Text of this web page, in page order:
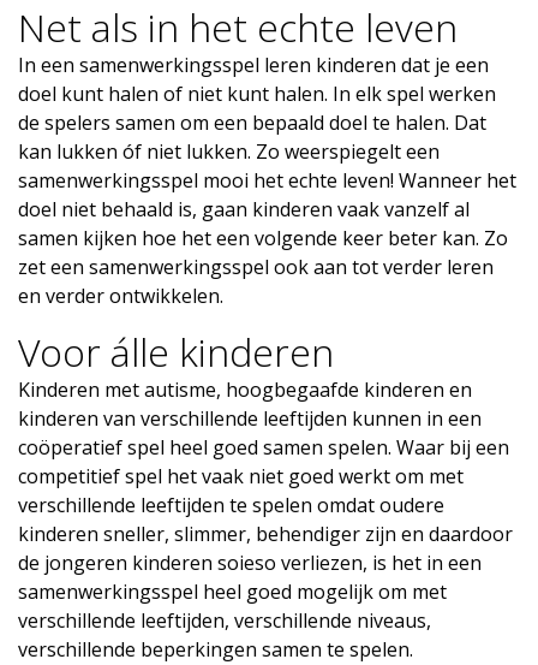
Net als in het echte leven
In een samenwerkingsspel leren kinderen dat je een
doel kunt halen of niet kunt halen. In elk spel werken
de spelers samen om een bepaald doel te halen. Dat
kan lukken óf niet lukken. Zo weerspiegelt een
samenwerkingsspel mooi het echte leven! Wanneer het
doel niet behaald is, gaan kinderen vaak vanzelf al
samen kijken hoe het een volgende keer beter kan. Zo
zet een samenwerkingsspel ook aan tot verder leren
en verder ontwikkelen.
Voor álle kinderen
Kinderen met autisme, hoogbegaafde kinderen en
kinderen van verschillende leeftijden kunnen in een
coöperatief spel heel goed samen spelen. Waar bij een
competitief spel het vaak niet goed werkt om met
verschillende leeftijden te spelen omdat oudere
kinderen sneller, slimmer, behendiger zijn en daardoor
de jongeren kinderen soieso verliezen, is het in een
samenwerkingsspel heel goed mogelijk om met
verschillende leeftijden, verschillende niveaus,
verschillende beperkingen samen te spelen.